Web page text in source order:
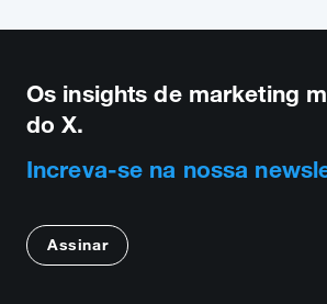
Os insights de marketing
do X.
Increva-se na nossa
Assinar